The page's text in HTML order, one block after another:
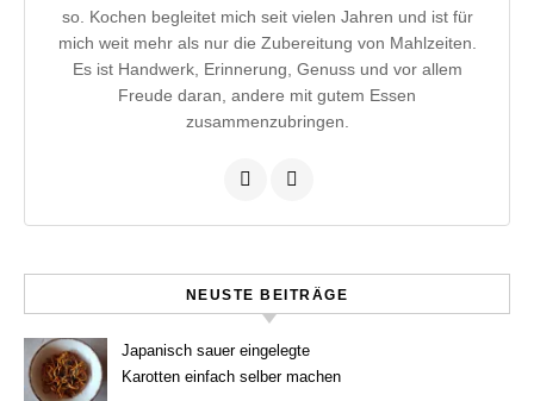
so. Kochen begleitet mich seit vielen Jahren und ist für
mich weit mehr als nur die Zubereitung von Mahlzeiten.
Es ist Handwerk, Erinnerung, Genuss und vor allem
Freude daran, andere mit gutem Essen
zusammenzubringen.
NEUSTE BEITRÄGE
Japanisch sauer eingelegte
Karotten einfach selber machen